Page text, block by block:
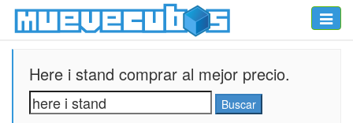
Toggle
Here i stand comprar al mejor precio.